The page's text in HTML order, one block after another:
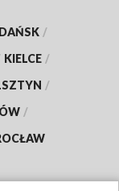
/
KIELCE /
/
/